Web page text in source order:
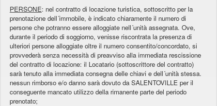
PERSONE: nel contratto di locazione turistica, sottoscritto per la
prenotazione dell´immobile, è indicato chiaramente il numero di
persone che potranno essere alloggiate nell´unità assegnata. Ove,
durante il periodo di soggiorno, venisse riscontrata la presenza di
ulteriori persone alloggiate oltre il numero consentito/concordato, si
provvederà senza necessità di preavviso alla immediata rescissione
del contratto di locazione: il Locatario (sottoscrittore del contratto)
sarà tenuto alla immediata consegna delle chiavi e dell´unità stessa.
nessun rimborso e/o danno sarà dovuto da SALENTOVILLE per il
conseguente mancato utilizzo della rimanente parte del periodo
prenotato;